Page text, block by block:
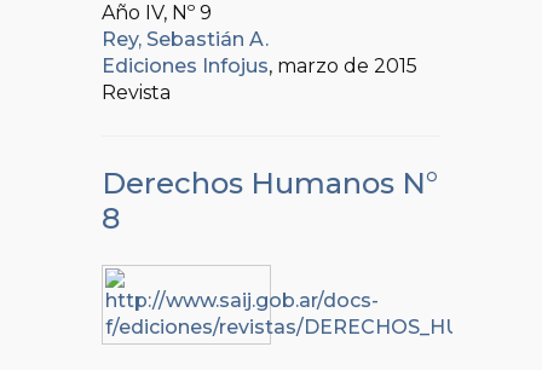
Año IV, Nº 9
Rey, Sebastián A.
Ediciones Infojus, marzo de 2015
Revista
Derechos Humanos N°
8